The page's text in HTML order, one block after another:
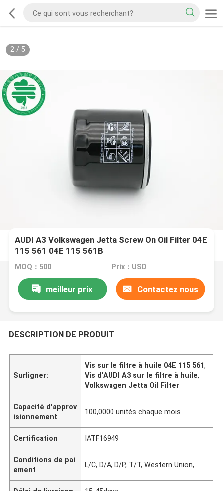
2/ 5
AUDI A3 Volkswagen Jetta Screw On Oil Filter 04E
115 561 04E 115 561B
MOQ：500 Prix：USD
meilleur prix Contactez nous
DESCRIPTION DE PRODUIT
Surligner:
Vis sur le filtre à huile 04E 115 561,
Vis d'AUDI A3 sur le filtre à huile,
Volkswagen Jetta Oil Filter
Capacité d'approv
isionnement
100,0000 unités chaque mois
Certification IATF16949
Conditions de pai
ement
L/C, D/A, D/P, T/T, Western Union,